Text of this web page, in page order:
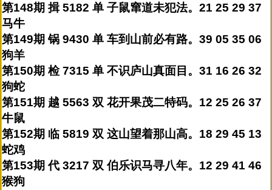
第148期 揖 5182 单 子鼠窜道未犯法。21 25 29 37
马牛
第149期 锅 9430 单 车到山前必有路。39 05 35 06
狗羊
第150期 检 7315 单 不识庐山真面目。31 16 26 32
狗蛇
第151期 越 5563 双 花开果茂二特码。12 25 26 37
牛鼠
第152期 临 5819 双 这山望着那山高。18 29 45 13
蛇鸡
第153期 代 3217 双 伯乐识马寻八年。12 29 41 46
猴狗